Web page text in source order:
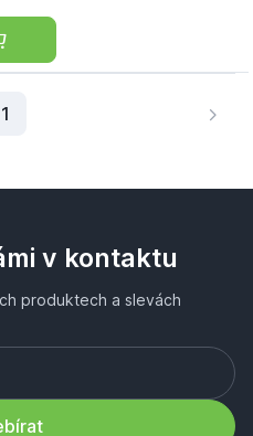
1
v kontaktu
produktech a slevách